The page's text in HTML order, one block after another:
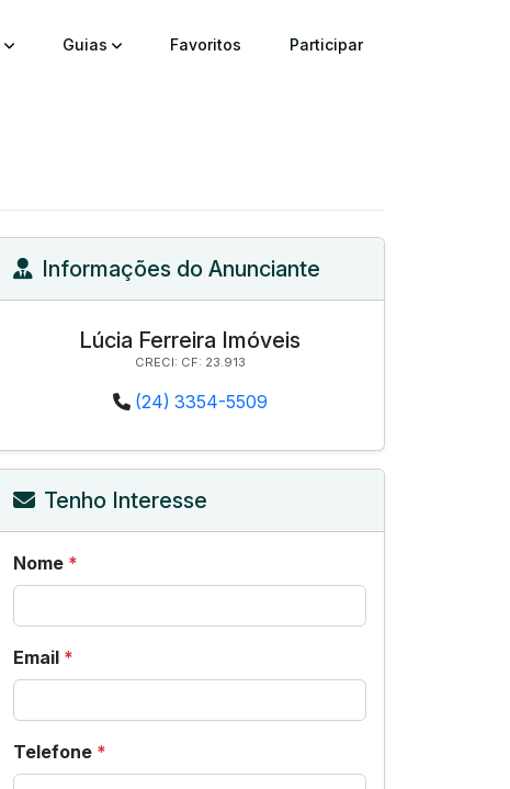
Guias Favoritos Participar
Informações do Anunciante
Lúcia Ferreira Imóveis
CRECI: CF: 23.913
(24) 3354-5509
Tenho Interesse
Nome *
Email *
Telefone *